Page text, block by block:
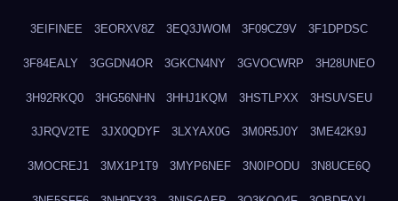
3EIFINEE 3EORXV8Z 3EQ3JWOM 3F09CZ9V 3F1DPDSC
3F84EALY 3GGDN4OR 3GKCN4NY 3GVOCWRP 3H28UNEO
3H92RKQ0 3HG56NHN 3HHJ1KQM 3HSTLPXX 3HSUVSEU
3JRQV2TE 3JX0QDYF 3LXYAX0G 3M0R5J0Y 3ME42K9J
3MOCREJ1 3MX1P1T9 3MYP6NEF 3N0IPODU 3N8UCE6Q